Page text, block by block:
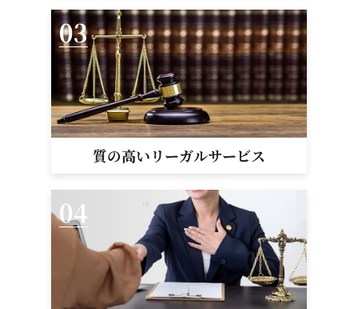
質の高いリーガルサービス